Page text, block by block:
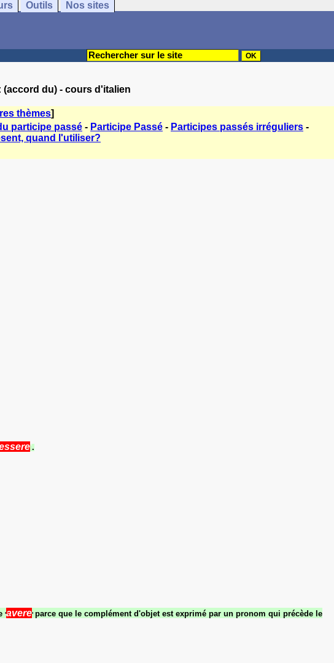
Outils Nos sites
(accord du) - cours d'italien
thèmes]
participe passé - Participe Passé - Participes passés irréguliers -
quand l'utiliser?
'.
'avere' parce que le complément d'objetest exprimé par un pronom qui précède le